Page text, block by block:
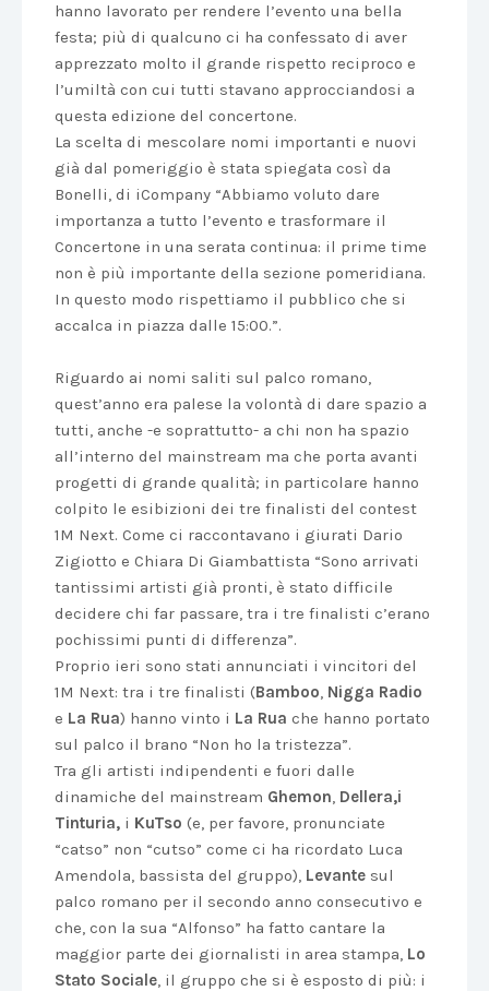
hanno lavorato per rendere l’evento una bella
festa; più di qualcuno ci ha confessato di aver
apprezzato molto il grande rispetto reciproco e
l’umiltà con cui tutti stavano approcciandosi a
questa edizione del concertone.
La scelta di mescolare nomi importanti e nuovi
già dal pomeriggio è stata spiegata così da
Bonelli, di iCompany “Abbiamo voluto dare
importanza a tutto l’evento e trasformare il
Concertone in una serata continua: il prime time
non è più importante della sezione pomeridiana.
In questo modo rispettiamo il pubblico che si
accalca in piazza dalle 15:00.”.
Riguardo ai nomi saliti sul palco romano,
quest’anno era palese la volontà di dare spazio a
tutti, anche -e soprattutto- a chi non ha spazio
all’interno del mainstream ma che porta avanti
progetti di grande qualità; in particolare hanno
colpito le esibizioni dei tre finalisti del contest
1M Next. Come ci raccontavano i giurati Dario
Zigiotto e Chiara Di Giambattista “Sono arrivati
tantissimi artisti già pronti, è stato difficile
decidere chi far passare, tra i tre finalisti c’erano
pochissimi punti di differenza”.
Proprio ieri sono stati annunciati i vincitori del
1M Next: tra i tre finalisti (Bamboo, Nigga Radio
e La Rua) hanno vinto i La Rua che hanno portato
sul palco il brano “Non ho la tristezza”.
Tra gli artisti indipendenti e fuori dalle
dinamiche del mainstream Ghemon, Dellera,i
Tinturia, i KuTso (e, per favore, pronunciate
“catso” non “cutso” come ci ha ricordato Luca
Amendola, bassista del gruppo), Levante sul
palco romano per il secondo anno consecutivo e
che, con la sua “Alfonso” ha fatto cantare la
maggior parte dei giornalisti in area stampa, Lo
Stato Sociale, il gruppo che si è esposto di più: i